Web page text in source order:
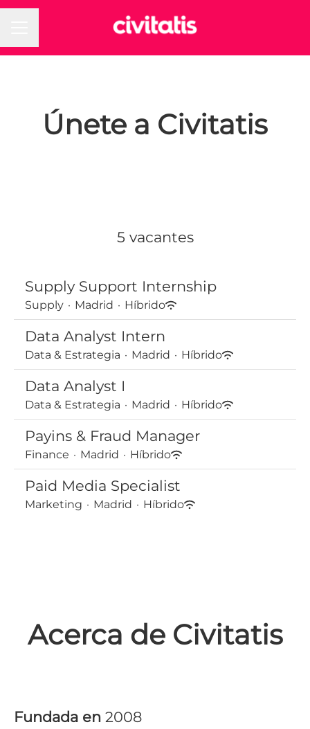
Únete a Civitatis
5 vacantes
Supply Support Internship
Supply · Madrid · Híbrido
Data Analyst Intern
Data & Estrategia · Madrid · Híbrido
Data Analyst I
Data & Estrategia · Madrid · Híbrido
Payins & Fraud Manager
Finance · Madrid · Híbrido
Paid Media Specialist
Marketing · Madrid · Híbrido
Acerca de Civitatis
Fundada en 2008